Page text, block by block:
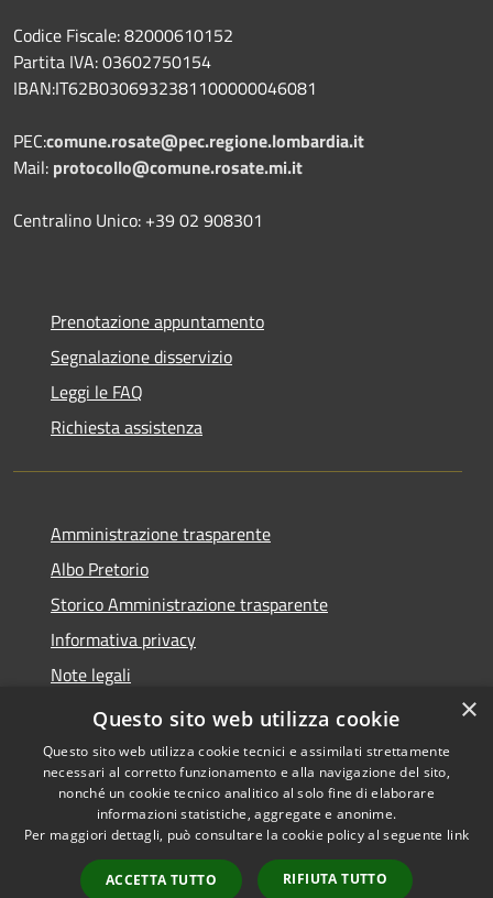
Codice Fiscale: 82000610152
Partita IVA: 03602750154
IBAN:IT62B0306932381100000046081
PEC:comune.rosate@pec.regione.lombardia.it
Mail: protocollo@comune.rosate.mi.it
Centralino Unico: +39 02 908301
Prenotazione appuntamento
Segnalazione disservizio
Leggi le FAQ
Richiesta assistenza
Amministrazione trasparente
Albo Pretorio
Storico Amministrazione trasparente
Informativa privacy
Note legali
Dichiarazione di accessibilità
Accessibilità
Copyright © 2026 • Comune di
Rosate • Powered by
Municipium•
Accesso
×
Questo sito web utilizza cookie
Questo sito web utilizza cookie tecnici e assimilati strettamente
necessari al corretto funzionamento e alla navigazione del sito,
nonché un cookie tecnico analitico al solo fine di elaborare
informazioni statistiche, aggregate e anonime.
Per maggiori dettagli, può consultare la cookie policy al seguente link
ACCETTA TUTTO RIFIUTA TUTTO